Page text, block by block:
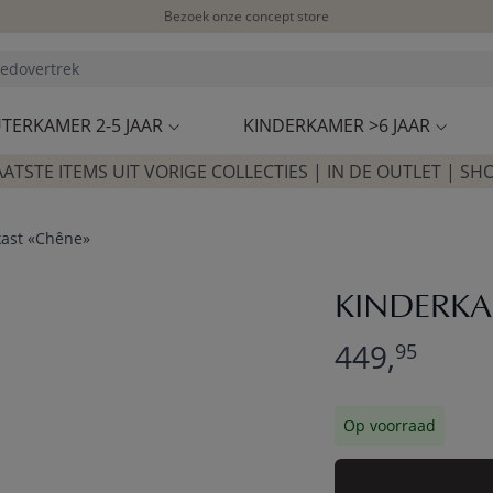
Bezoek onze concept store
2-5 JAAR KINDERKAMER >6 JAAR
ITEMS UIT VORIGE COLLECTIES | IN DE OUTLET |
«Chêne»
449,95
Op voorraad